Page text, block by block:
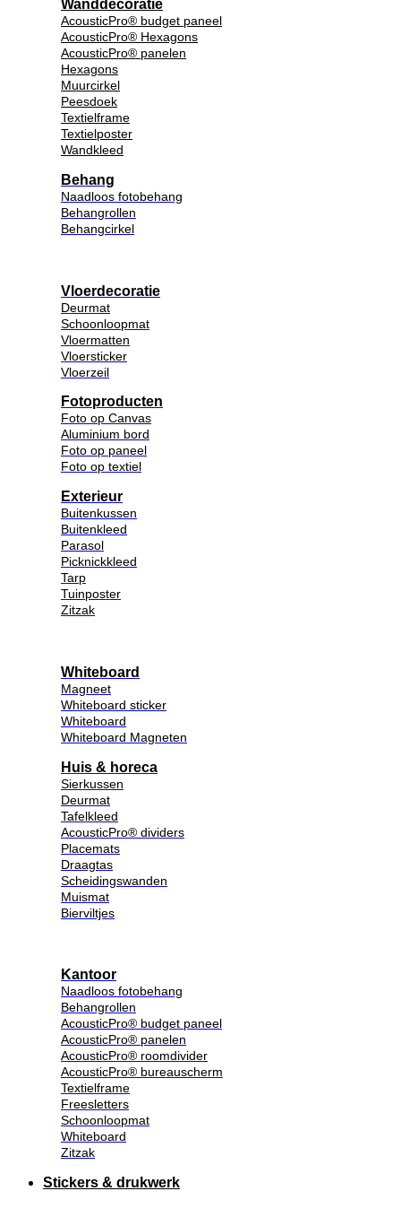
Wanddecoratie
AcousticPro® budget paneel
AcousticPro® Hexagons
AcousticPro® panelen
Hexagons
Muurcirkel
Peesdoek
Textielframe
Textielposter
Wandkleed
Behang
Naadloos fotobehang
Behangrollen
Behangcirkel
Vloerdecoratie
Deurmat
Schoonloopmat
Vloermatten
Vloersticker
Vloerzeil
Fotoproducten
Foto op Canvas
Aluminium bord
Foto op paneel
Foto op textiel
Exterieur
Buitenkussen
Buitenkleed
Parasol
Picknickkleed
Tarp
Tuinposter
Zitzak
Whiteboard
Magneet
Whiteboard sticker
Whiteboard
Whiteboard Magneten
Huis & horeca
Sierkussen
Deurmat
Tafelkleed
AcousticPro® dividers
Placemats
Draagtas
Scheidingswanden
Muismat
Bierviltjes
Kantoor
Naadloos fotobehang
Behangrollen
AcousticPro® budget paneel
AcousticPro® panelen
AcousticPro® roomdivider
AcousticPro® bureauscherm
Textielframe
Freesletters
Schoonloopmat
Whiteboard
Zitzak
Stickers & drukwerk